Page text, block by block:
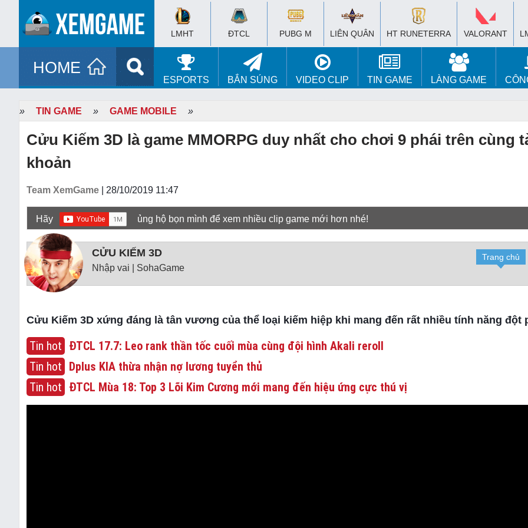
LMHT ĐTCL PUBG M LIÊN QUÂN HT RUNETERRA VALORANT
HOME
ESPORTS BẮN SÚNG VIDEO CLIP TIN GAME LÀNG GAME
» TIN GAME » GAME MOBILE »
Cửu Kiếm 3D là game MMORPG duy nhất cho chơi 9 phái trên cùng
khoản
Team XemGame | 28/10/2019 11:47
Hãy ủng hộ bọn mình để xem nhiều clip game mới hơn nhé!
CỬU KIẾM 3D
Nhập vai | SohaGame
Trang chủ
Cửu Kiếm 3D xứng đáng là tân vương của thể loại kiếm hiệp khi mang đến rất nhiều tính năng đột
Tin hot ĐTCL 17.7: Leo rank thần tốc cuối mùa cùng đội hình Akali reroll
Tin hot Dplus KIA thừa nhận nợ lương tuyển thủ
Tin hot ĐTCL Mùa 18: Top 3 Lõi Kim Cương mới mang đến hiệu ứng cực thú vị